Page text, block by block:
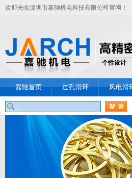
欢迎光临深圳市嘉驰机电科技有限公司官网！
个性设计
嘉驰首页 过孔滑环 风电滑